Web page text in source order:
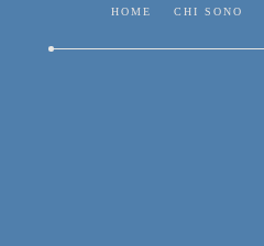
HOME CHI SONO